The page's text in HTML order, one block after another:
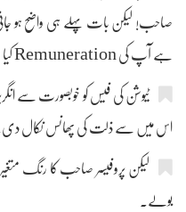
صاحب! لیکن بات پہلے ہی واضح
ہے آپ کی Remuneration کیا ہو گی؟‘‘
ٹیوشن کی فیس کو خوبصورت سے
اس میں سے ذلت کی پھانس نکال دی۔
لیکن پروفیسر صاحب کا رنگ متغیر
بولے۔